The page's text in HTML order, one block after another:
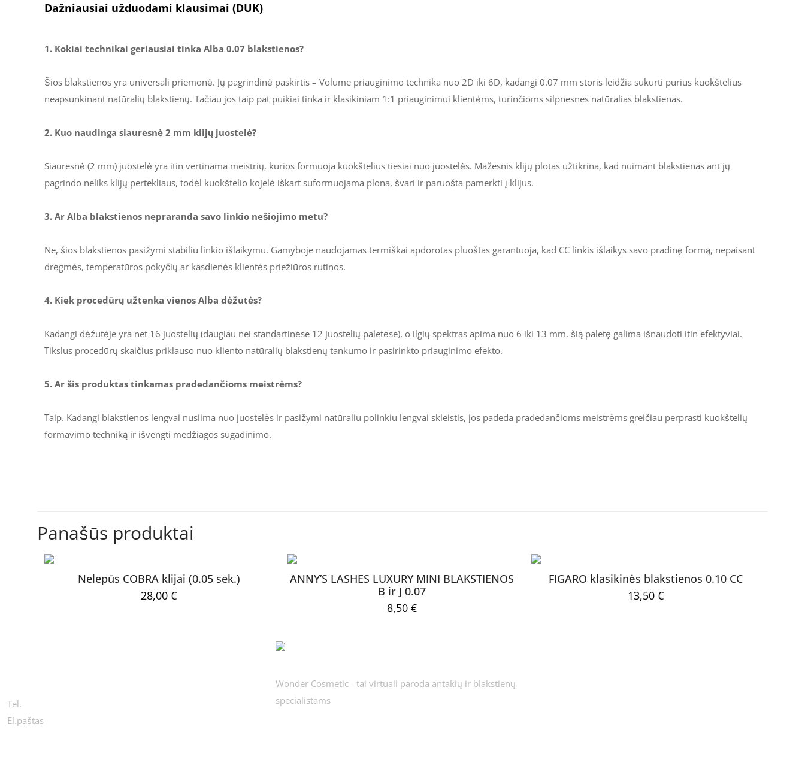
Dažniausiai užduodami klausimai (DUK)
1. Kokiai technikai geriausiai tinka Alba 0.07 blakstienos?
Šios blakstienos yra universali priemonė. Jų pagrindinė paskirtis – Volume priauginimo technika nuo 2D iki 6D, kadangi 0.07 mm storis leidžia sukurti purius kuokštelius
neapsunkinant natūralių blakstienų. Tačiau jos taip pat puikiai tinka ir klasikiniam 1:1 priauginimui klientėms, turinčioms silpnesnes natūralias blakstienas.
2. Kuo naudinga siauresnė 2 mm klijų juostelė?
Siauresnė (2 mm) juostelė yra itin vertinama meistrių, kurios formuoja kuokštelius tiesiai nuo juostelės. Mažesnis klijų plotas užtikrina, kad nuimant blakstienas ant jų
pagrindo neliks klijų pertekliaus, todėl kuokštelio kojelė iškart suformuojama plona, švari ir paruošta pamerkti į klijus.
3. Ar Alba blakstienos nepraranda savo linkio nešiojimo metu?
Ne, šios blakstienos pasižymi stabiliu linkio išlaikymu. Gamyboje naudojamas termiškai apdorotas pluoštas garantuoja, kad CC linkis išlaikys savo pradinę formą, nepaisant
drėgmės, temperatūros pokyčių ar kasdienės klientės priežiūros rutinos.
4. Kiek procedūrų užtenka vienos Alba dėžutės?
Kadangi dėžutėje yra net 16 juostelių (daugiau nei standartinėse 12 juostelių paletėse), o ilgių spektras apima nuo 6 iki 13 mm, šią paletę galima išnaudoti itin efektyviai.
Tikslus procedūrų skaičius priklauso nuo kliento natūralių blakstienų tankumo ir pasirinkto priauginimo efekto.
5. Ar šis produktas tinkamas pradedančioms meistrėms?
Taip. Kadangi blakstienos lengvai nusiima nuo juostelės ir pasižymi natūraliu polinkiu lengvai skleistis, jos padeda pradedančioms meistrėms greičiau perprasti kuokštelių
formavimo techniką ir išvengti medžiagos sugadinimo.
Jūsų įvertinimas
Panašūs produktai
Nelepūs COBRA klijai (0.05 sek.)
28,00€
ANNY’S LASHES LUXURY MINI BLAKSTIENOS
B ir J 0.07
8,50€
FIGARO klasikinės blakstienos 0.10 CC
13,50 €
Tel.
El.paštas
Wonder Cosmetic - tai virtuali paroda antakių ir blakstienų
specialistams